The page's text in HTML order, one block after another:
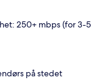
250+ mbps (for 3-5
på stedet